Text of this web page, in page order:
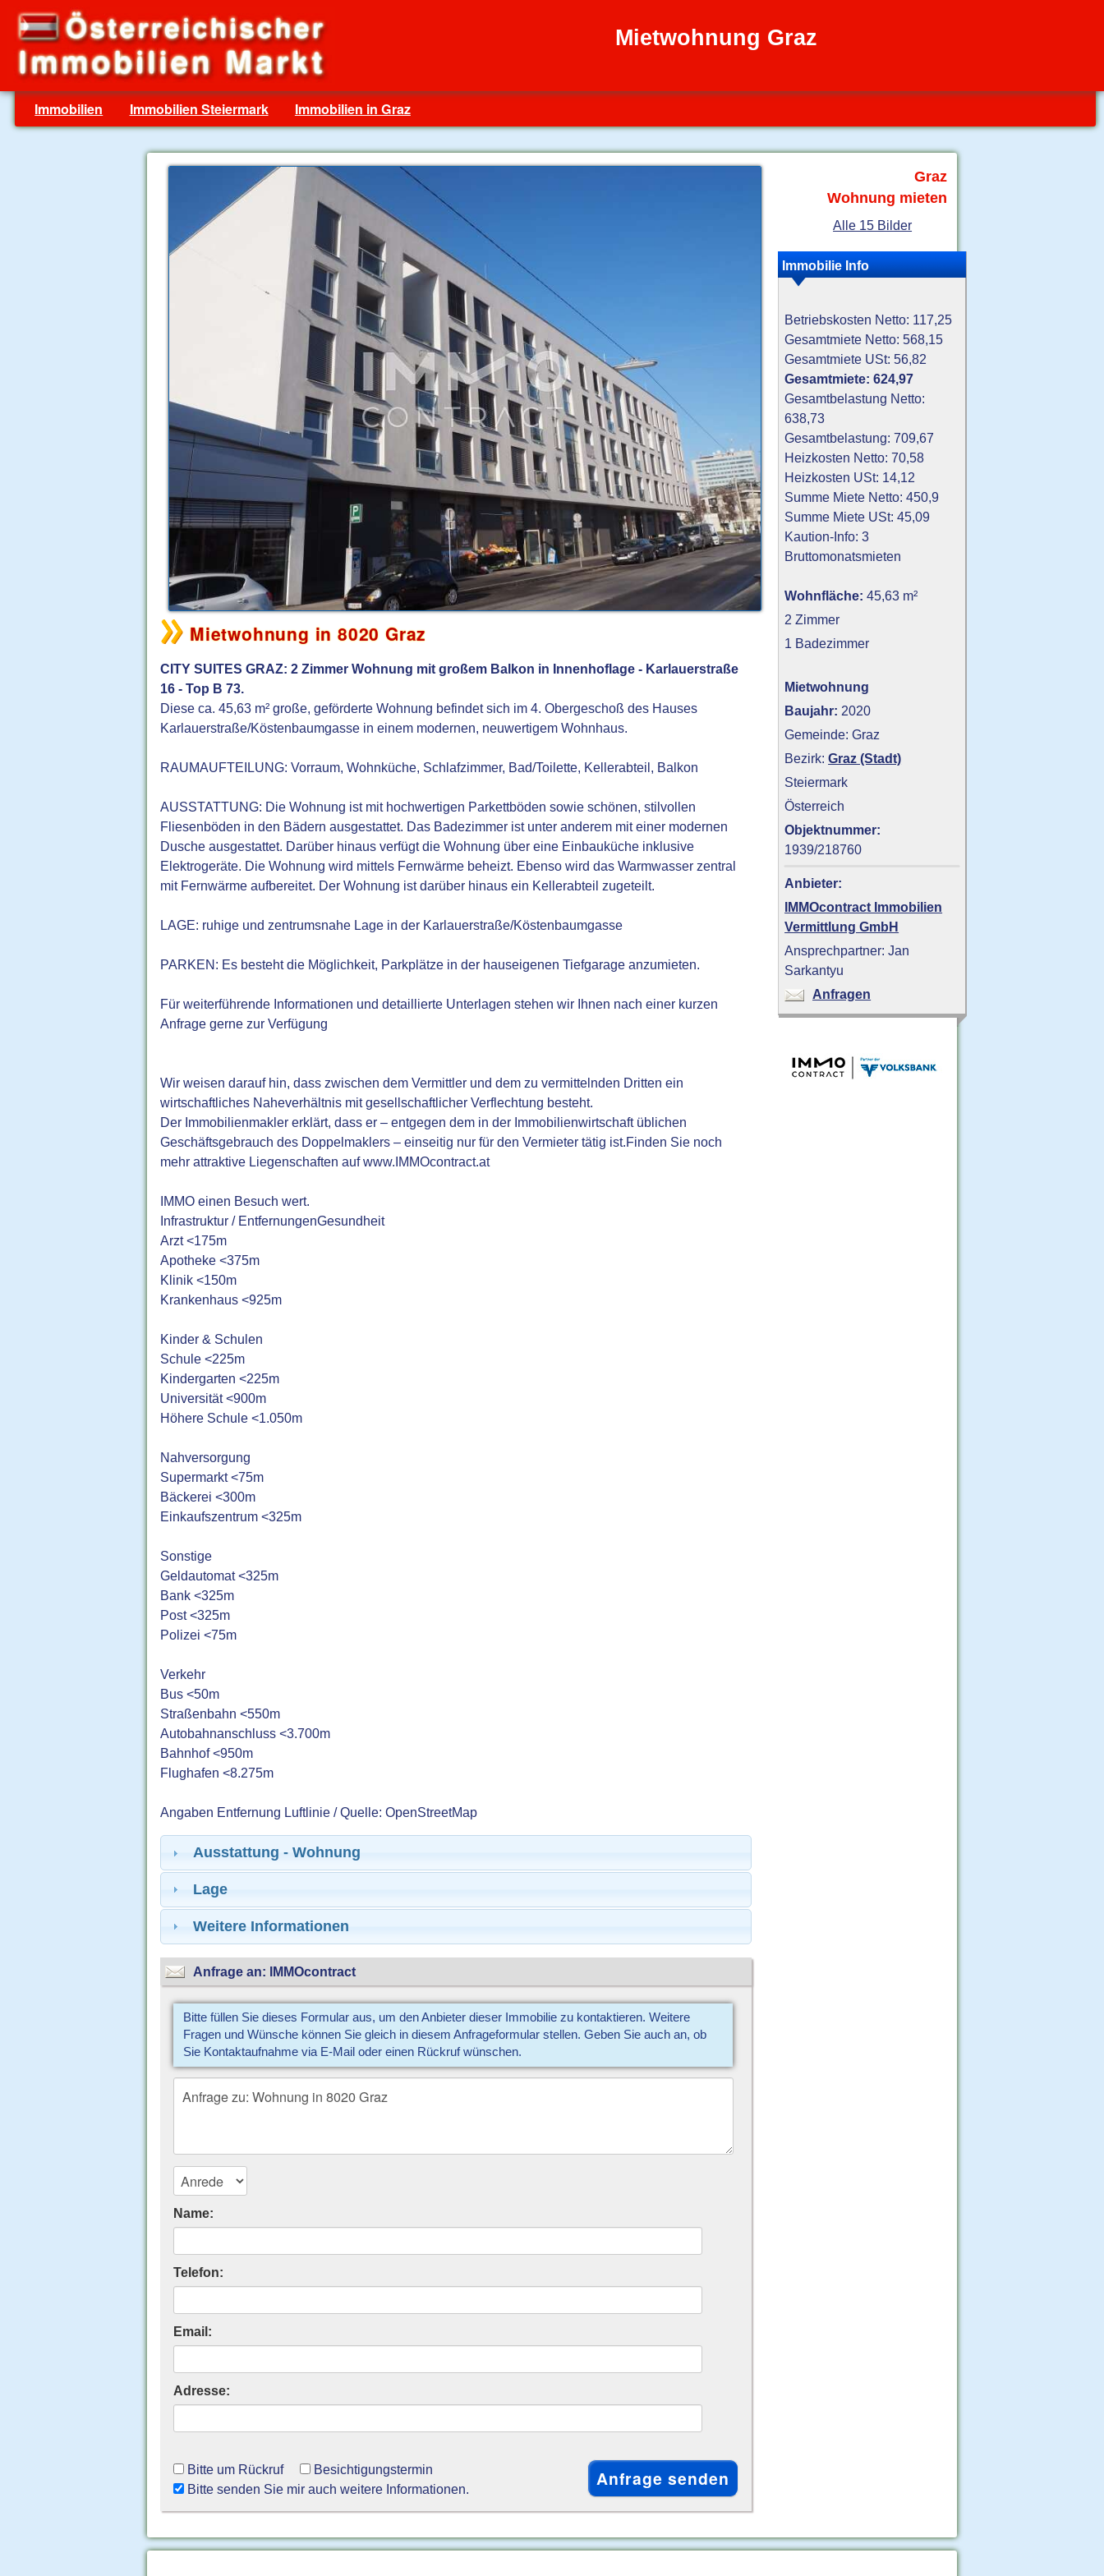
Mietwohnung Graz
Immobilien Immobilien Steiermark Immobilien in Graz
Mietwohnung in 8020 Graz
CITY SUITES GRAZ: 2 Zimmer Wohnung mit großem Balkon in Innenhoflage - Karlauerstraße
16 - Top B 73.
Diese ca. 45,63 m² große, geförderte Wohnung befindet sich im 4. Obergeschoß des Hauses
Karlauerstraße/Köstenbaumgasse in einem modernen, neuwertigem Wohnhaus.
RAUMAUFTEILUNG: Vorraum, Wohnküche, Schlafzimmer, Bad/Toilette, Kellerabteil, Balkon
AUSSTATTUNG: Die Wohnung ist mit hochwertigen Parkettböden sowie schönen, stilvollen
Fliesenböden in den Bädern ausgestattet. Das Badezimmer ist unter anderem mit einer modernen
Dusche ausgestattet. Darüber hinaus verfügt die Wohnung über eine Einbauküche inklusive
Elektrogeräte. Die Wohnung wird mittels Fernwärme beheizt. Ebenso wird das Warmwasser zentral
mit Fernwärme aufbereitet. Der Wohnung ist darüber hinaus ein Kellerabteil zugeteilt.
LAGE: ruhige und zentrumsnahe Lage in der Karlauerstraße/Köstenbaumgasse
PARKEN: Es besteht die Möglichkeit, Parkplätze in der hauseigenen Tiefgarage anzumieten.
Für weiterführende Informationen und detaillierte Unterlagen stehen wir Ihnen nach einer kurzen
Anfrage gerne zur Verfügung
Wir weisen darauf hin, dass zwischen dem Vermittler und dem zu vermittelnden Dritten ein
wirtschaftliches Naheverhältnis mit gesellschaftlicher Verflechtung besteht.
Der Immobilienmakler erklärt, dass er – entgegen dem in der Immobilienwirtschaft üblichen
Geschäftsgebrauch des Doppelmaklers – einseitig nur für den Vermieter tätig ist.Finden Sie noch
mehr attraktive Liegenschaften auf www.IMMOcontract.at
IMMO einen Besuch wert.
Infrastruktur / EntfernungenGesundheit
Arzt <175m
Apotheke <375m
Klinik <150m
Krankenhaus <925m
Kinder & Schulen
Schule <225m
Kindergarten <225m
Universität <900m
Höhere Schule <1.050m
Nahversorgung
Supermarkt <75m
Bäckerei <300m
Einkaufszentrum <325m
Sonstige
Geldautomat <325m
Bank <325m
Post <325m
Polizei <75m
Verkehr
Bus <50m
Straßenbahn <550m
Autobahnanschluss <3.700m
Bahnhof <950m
Flughafen <8.275m
Angaben Entfernung Luftlinie / Quelle: OpenStreetMap
Ausstattung - Wohnung
Lage
Weitere Informationen
Anfrage an: IMMOcontract
Bitte füllen Sie dieses Formular aus, um den Anbieter dieser Immobilie zu kontaktieren. Weitere
Fragen und Wünsche können Sie gleich in diesem Anfrageformular stellen. Geben Sie auch an, ob
Sie Kontaktaufnahme via E-Mail oder einen Rückruf wünschen.
Name:
Telefon:
Email:
Adresse:
Bitte um Rückruf
Besichtigungstermin
Bitte senden Sie mir auch weitere Informationen.
Graz
Wohnung mieten
Alle 15 Bilder
Immobilie Info
Betriebskosten Netto: 117,25
Gesamtmiete Netto: 568,15
Gesamtmiete USt: 56,82
Gesamtmiete: 624,97
Gesamtbelastung Netto:
638,73
Gesamtbelastung: 709,67
Heizkosten Netto: 70,58
Heizkosten USt: 14,12
Summe Miete Netto: 450,9
Summe Miete USt: 45,09
Kaution-Info: 3
Bruttomonatsmieten
Wohnfläche: 45,63 m²
2 Zimmer
1 Badezimmer
Mietwohnung
Baujahr: 2020
Gemeinde: Graz
Bezirk:Graz (Stadt)
Steiermark
Österreich
Objektnummer:
1939/218760
Anbieter:
IMMOcontract Immobilien
Vermittlung GmbH
Ansprechpartner: Jan
Sarkantyu
Anfragen